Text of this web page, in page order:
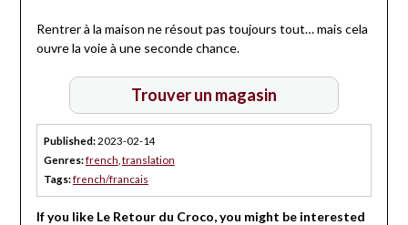
Rentrer à la maison ne résout pas toujours tout… mais cela
ouvre la voie à une seconde chance.
Trouver un magasin
Published: 2023-02-14
Genres:french translation
Tags:french/francais
If you like Le Retour du Croco, you might be interested